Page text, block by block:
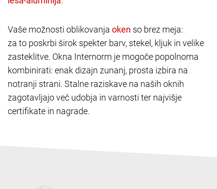
Vaše možnosti oblikovanja
so brez meja:
za to poskrbi širok spekter barv, stekel, kljuk in velike
zasteklitve. Okna Internorm je mogoče popolnoma
kombinirati: enak dizajn zunanj, prosta izbira na
notranji strani. Stalne raziskave na naših oknih
zagotavljajo več udobja in varnosti ter najvišje
certifikate in nagrade.